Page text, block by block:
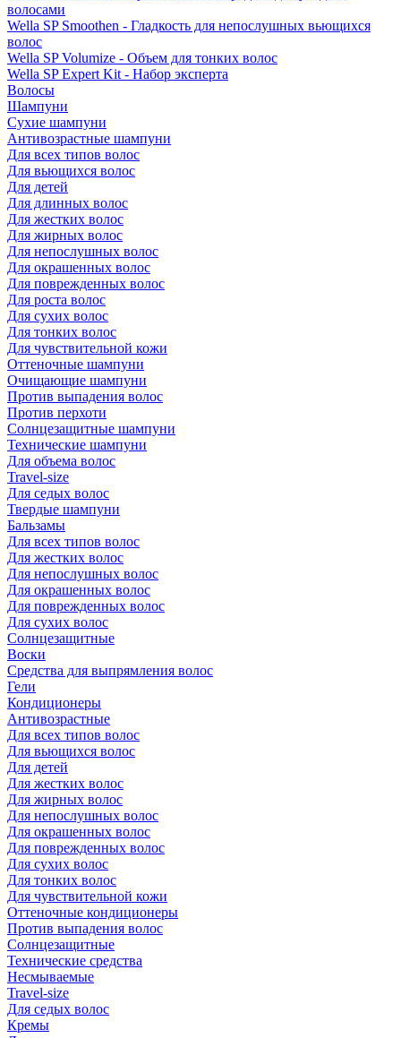
волосами
Wella SP Smoothen - Гладкость для непослушных вьющихся
волос
Wella SP Volumize - Объем для тонких волос
Wella SP Expert Kit - Набор эксперта
Волосы
Шампуни
Сухие шампуни
Антивозрастные шампуни
Для всех типов волос
Для вьющихся волос
Для детей
Для длинных волос
Для жестких волос
Для жирных волос
Для непослушных волос
Для окрашенных волос
Для поврежденных волос
Для роста волос
Для сухих волос
Для тонких волос
Для чувствительной кожи
Оттеночные шампуни
Очищающие шампуни
Против выпадения волос
Против перхоти
Солнцезащитные шампуни
Технические шампуни
Для объема волос
Travel-size
Для седых волос
Твердые шампуни
Бальзамы
Для всех типов волос
Для жестких волос
Для непослушных волос
Для окрашенных волос
Для поврежденных волос
Для сухих волос
Солнцезащитные
Воски
Средства для выпрямления волос
Гели
Кондиционеры
Антивозрастные
Для всех типов волос
Для вьющихся волос
Для детей
Для жестких волос
Для жирных волос
Для непослушных волос
Для окрашенных волос
Для поврежденных волос
Для сухих волос
Для тонких волос
Для чувствительной кожи
Оттеночные кондиционеры
Против выпадения волос
Солнцезащитные
Технические средства
Несмываемые
Travel-size
Для седых волос
Кремы